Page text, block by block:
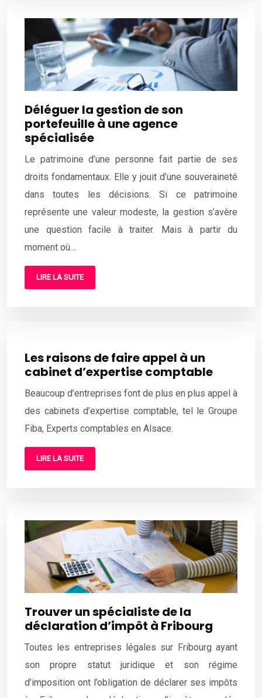
Déléguer la gestion de son
portefeuille à une agence
spécialisée
Le patrimoine d’une personne fait partie de ses
droits fondamentaux. Elle y jouit d’une souveraineté
dans toutes les décisions. Si ce patrimoine
représente une valeur modeste, la gestion s’avère
une question facile à traiter. Mais à partir du
moment où…
LIRE LA SUITE
Les raisons de faire appel à un
cabinet d’expertise comptable
Beaucoup d’entreprises font de plus en plus appel à
des cabinets d’expertise comptable, tel le Groupe
Fiba, Experts comptables en Alsace.
LIRE LA SUITE
Trouver un spécialiste de la
déclaration d’impôt à Fribourg
Toutes les entreprises légales sur Fribourg ayant
son propre statut juridique et son régime
d’imposition ont l’obligation de déclarer ses impôts